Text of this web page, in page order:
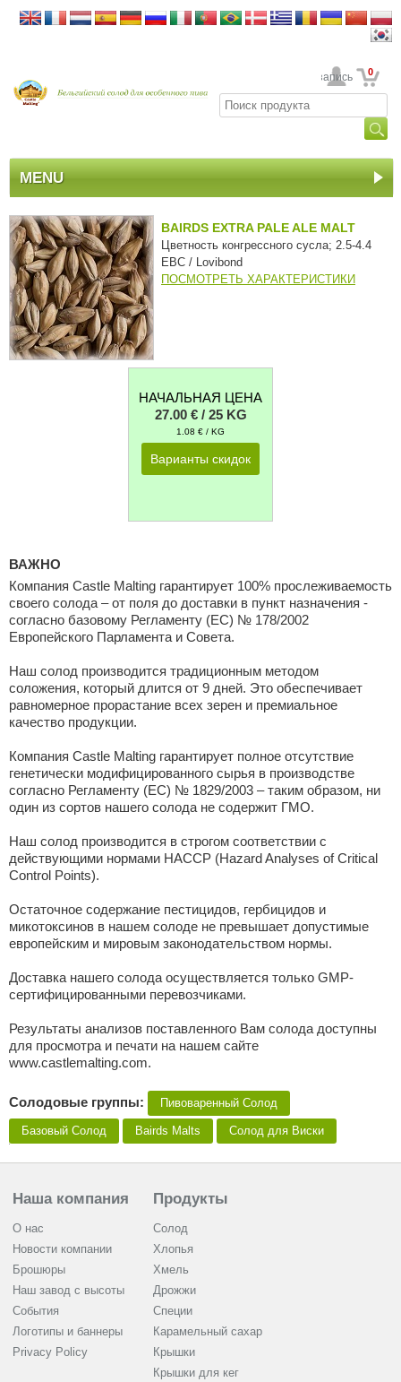
Ваша учетная запись 0
MENU
BAIRDS EXTRA PALE ALE MALT
Цветность конгрессного сусла; 2.5-4.4
EBC / Lovibond
ПОСМОТРЕТЬ ХАРАКТЕРИСТИКИ
НАЧАЛЬНАЯ ЦЕНА
27.00 € / 25 KG
1.08 € / KG
Варианты скидок
ВАЖНО
Компания Castle Malting гарантирует 100% прослеживаемость
своего солода – от поля до доставки в пункт назначения -
согласно базовому Регламенту (ЕС) № 178/2002
Европейского Парламента и Совета.
Наш солод производится традиционным методом
соложения, который длится от 9 дней. Это обеспечивает
равномерное прорастание всех зерен и премиальное
качество продукции.
Компания Castle Malting гарантирует полное отсутствие
генетически модифицированного сырья в производстве
согласно Регламенту (ЕС) № 1829/2003 – таким образом, ни
один из сортов нашего солода не содержит ГМО.
Наш солод производится в строгом соответствии с
действующими нормами HACCP (Hazard Analyses of Critical
Control Points).
Остаточное содержание пестицидов, гербицидов и
микотоксинов в нашем солоде не превышает допустимые
европейским и мировым законодательством нормы.
Доставка нашего солода осуществляется только GMP-
сертифицированными перевозчиками.
Результаты анализов поставленного Вам солода доступны
для просмотра и печати на нашем сайте
www.castlemalting.com.
Солодовые группы: Пивоваренный Солод
Базовый Солод Bairds Malts Солод для Виски
Наша компания
О нас
Новости компании
Брошюры
Наш завод с высоты
События
Логотипы и баннеры
Privacy Policy
Продукты
Солод
Хлопья
Хмель
Дрожжи
Cпеции
Карамельный сахар
Крышки
Крышки для кег